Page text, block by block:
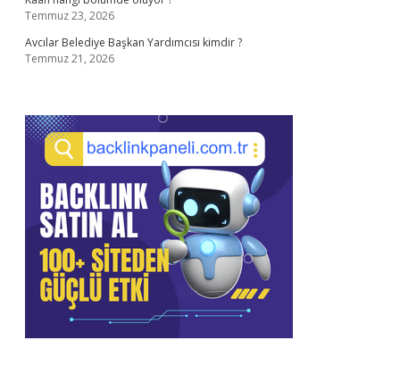
Temmuz 23, 2026
Avcılar Belediye Başkan Yardımcısı kimdir ?
Temmuz 21, 2026